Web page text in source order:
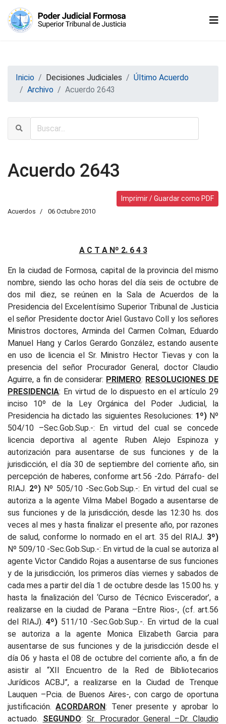
Inicio Decisiones Judiciales
Último Acuerdo
Archivo
Acuerdo 2643
Acuerdo 2643
Imprimir / Guardar como PDF
Acuerdos 06 Octubre 2010
A C T A Nº 2. 6 4 3
En la ciudad de Formosa, capital de la provincia del mismo
nombre, siendo las ocho horas del día seis de octubre de
dos mil diez, se reúnen en la Sala de Acuerdos de la
Presidencia del Excelentísimo Superior Tribunal de Justicia
el señor Presidente doctor Ariel Gustavo Coll y los señores
Ministros doctores, Arminda del Carmen Colman, Eduardo
Manuel Hang y Carlos Gerardo González, estando ausente
en uso de licencia el Sr. Ministro Hector Tievas y con la
presencia del señor Procurador General, doctor Claudio
Aguirre, a fin de considerar: PRIMERO: RESOLUCIONES DE
PRESIDENCIA: En virtud de lo dispuesto en el artículo 29
inciso 10º de la Ley Orgánica del Poder Judicial, la
Presidencia ha dictado las siguientes Resoluciones: 1º)Nº
504/10 –Sec.Gob.Sup.-: En virtud del cual se concede
licencia deportiva al agente Ruben Alejo Espinoza y
autorización para ausentarse de sus funciones y de la
jurisdicción, el día 30 de septiembre del corriente año, sin
percepción de haberes, conforme art.56 -2do. Párrafo- del
RIAJ. 2º) Nº 505/10 -Sec.Gob.Sup.-: En virtud del cual se
autoriza a la agente Vilma Mabel Bogado a ausentarse de
sus funciones y de la jurisdicción, desde las 12:30 hs. dos
veces al mes y hasta finalizar el presente año, por razones
de salud, conforme lo normado en el art. 35 del RIAJ. 3º)
Nº 509/10 -Sec.Gob.Sup.-: En virtud de la cual se autoriza al
agente Victor Candido Rojas a ausentarse de sus funciones
y de la jurisdicción, los primeros días viernes y sabados de
cada mes a partir del día 1 de octubre desde las 15:00 hs. y
hasta la finalización del ‘Curso de Técnico Eviscerador’, a
realizarse en la ciudad de Parana –Entre Rios-, (cf. art.56
del RIAJ).4º) 511/10 -Sec.Gob.Sup.-. En virtud de la cual
se autoriza a la agente Monica Elizabeth Garcia para
ausentarse de sus funciones y de la jurisdicción desde el
día 06 y hasta el 08 de octubre del corriente año, a fin de
asistir al “XII Encuentro de la Red de Bibliotecarios
Jurídicos ACBJ”, a realizarse en la Ciudad de Trenque
Lauquen –Pcia. de Buenos Aires-, con cargo de oportuna
justificación.ACORDARON: Tener presente y aprobar lo
actuado. SEGUNDO: Sr. Procurador General –Dr. Claudio